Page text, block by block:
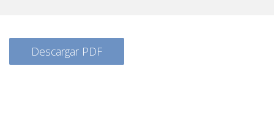
Descargar PDF